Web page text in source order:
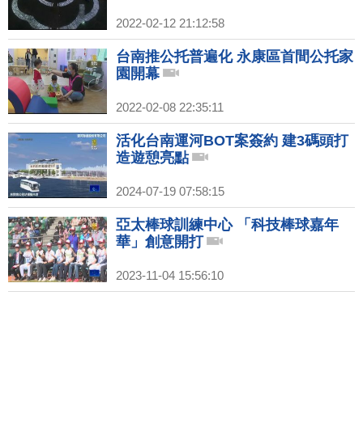
2022-02-12 21:12:58
台南推公托普遍化 永康區首間公托家
園開幕
2022-02-08 22:35:11
活化台南運河BOT案簽約 建3碼頭打
造遊憩亮點
2024-07-19 07:58:15
亞太棒球訓練中心 「科技棒球嘉年
華」創意開打
2023-11-04 15:56:10